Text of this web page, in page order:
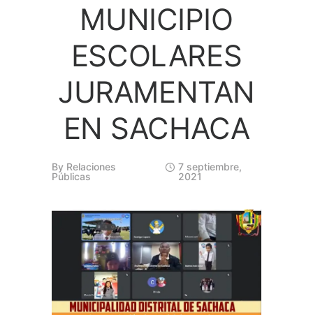
MUNICIPIO
ESCOLARES
JURAMENTAN
EN SACHACA
By Relaciones
Públicas
7 septiembre,
2021